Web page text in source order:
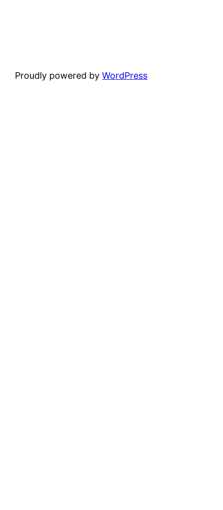
Proudly powered byWordPress